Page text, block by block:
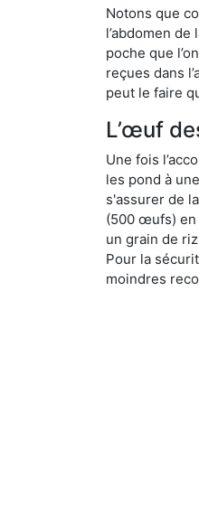
Notons que
l’abdomen
poche que
reçues dans
peut le faire
L’œuf
Une fois
les pond à
s'assurer de
(500 œufs) en
un grain de
Pour la
moindres